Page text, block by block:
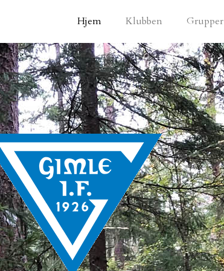
Hjem Klubben Grupper